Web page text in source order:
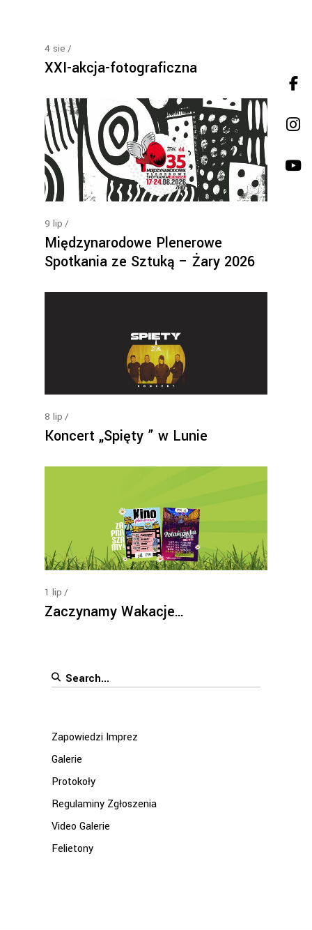
4 sie
XXI-akcja-fotograficzna
9 lip
Międzynarodowe Plenerowe
Spotkania ze Sztuką – Żary 2026
8 lip
Koncert „Spięty ” w Lunie
1 lip
Zaczynamy Wakacje…
Search
Zapowiedzi Imprez
Galerie
Protokoły
Regulaminy Zgłoszenia
Video Galerie
Felietony